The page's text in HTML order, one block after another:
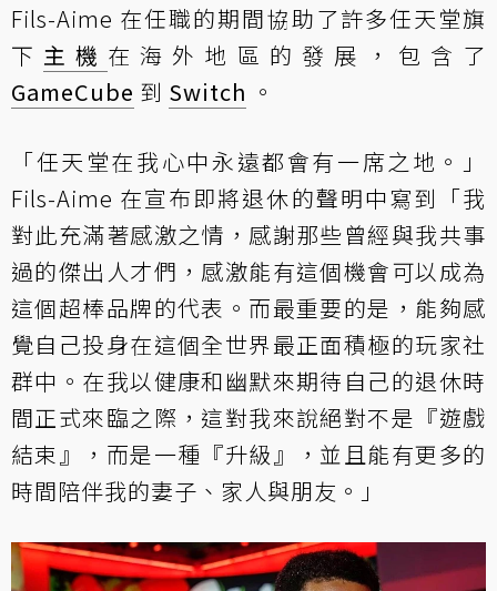
Fils-Aime 在任職的期間協助了許多任天堂旗
下 主機 在海外地區的發展，包含了
GameCube 到 Switch 。
「任天堂在我心中永遠都會有一席之地。」
Fils-Aime 在宣布即將退休的聲明中寫到「我
對此充滿著感激之情，感謝那些曾經與我共事
過的傑出人才們，感激能有這個機會可以成為
這個超棒品牌的代表。而最重要的是，能夠感
覺自己投身在這個全世界最正面積極的玩家社
群中。在我以健康和幽默來期待自己的退休時
間正式來臨之際，這對我來說絕對不是『遊戲
結束』，而是一種『升級』，並且能有更多的
時間陪伴我的妻子、家人與朋友。」